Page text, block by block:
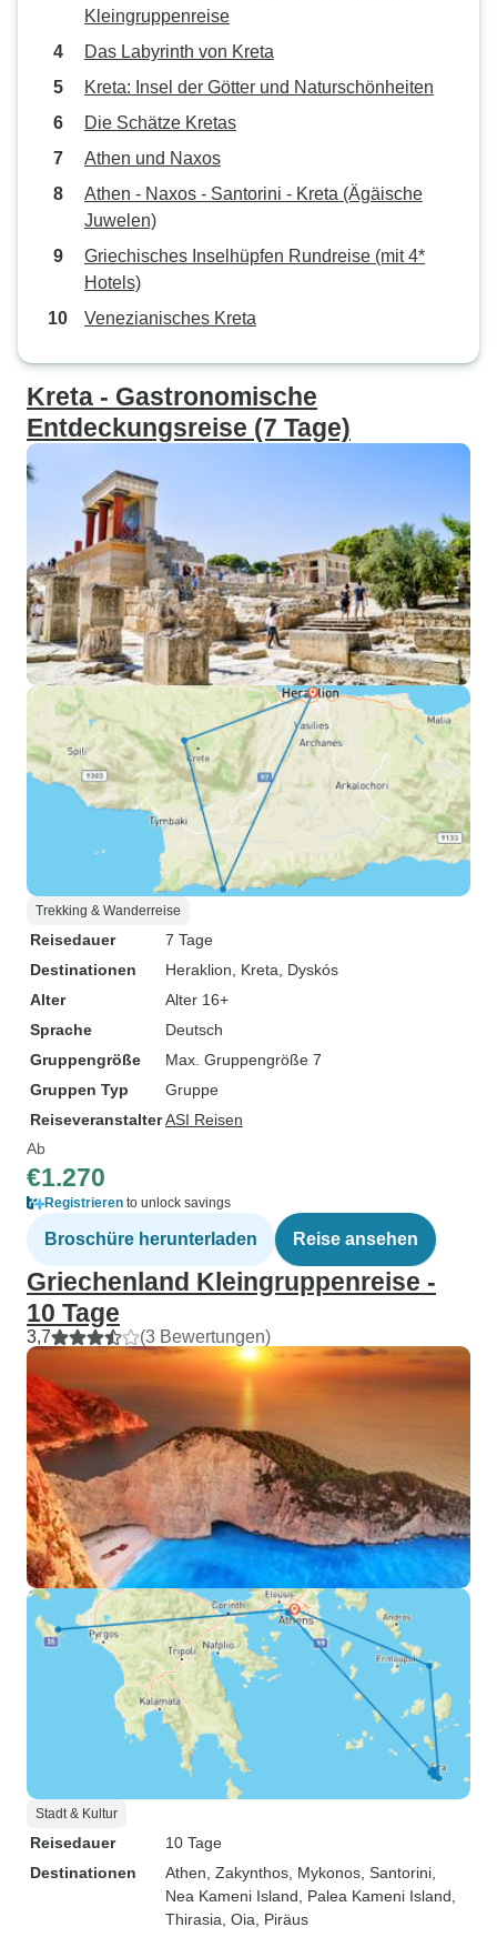
Kleingruppenreise
Das Labyrinth von Kreta
Kreta: Insel der Götter und Naturschönheiten
Die Schätze Kretas
Athen und Naxos
Athen - Naxos - Santorini - Kreta (Ägäische
Juwelen)
Griechisches Inselhüpfen Rundreise (mit 4*
Hotels)
Venezianisches Kreta
Kreta - Gastronomische
Entdeckungsreise (7 Tage)
Trekking & Wanderreise
Reisedauer
7 Tage
Destinationen
Heraklion , Kreta , Dyskós
Alter
Alter 16+
Sprache
Deutsch
Gruppengröße
Max. Gruppengröße 7
Gruppen Typ
Gruppe
ReiseveranstalterASI Reisen
Ab
€1.270
Registrieren to unlock savings
Broschüre herunterladen Reise ansehen
Griechenland Kleingruppenreise -
10 Tage
3,7 (3 Bewertungen)
Stadt & Kultur
Reisedauer
10 Tage
Destinationen
Athen , Zakynthos , Mykonos , Santorini
Nea Kameni Island , Palea Kameni Island
Thirasia , Oia , Piräus